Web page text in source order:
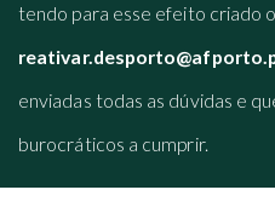
tendo para esse efeito criado
enviadas todas as dúvidas e
burocráticos a cumprir.